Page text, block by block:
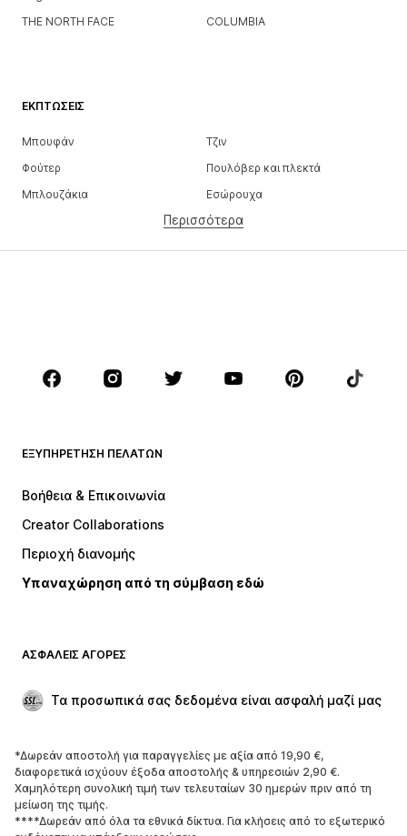
THE NORTH FACE
COLUMBIA
ΕΚΠΤΏΣΕΙΣ
Μπουφάν
Τζιν
Φούτερ
Πουλόβερ και πλεκτά
Μπλουζάκια
Εσώρουχα
Πουκάμισα
ΡΟΎΧΑ
Μπουφάν
Μαγιό
Περιστάσεις
Aποκλειστικά
ΠΑΠΟΎΤΣΙΑ
ΝΕΑ
Ανοικτά παπούτσια
Aποκλειστικά
ΑΘΛΗΤΙΚΆ
Περισσότερα
ΕΞΥΠΗΡΈΤΗΣΗ ΠΕΛΑΤΏΝ
Βοήθεια & Επικοινωνία
Creator Collaborations
Περιοχή διανομής
Υπαναχώρηση από τη σύμβαση εδώ
ΑΣΦΑΛΕΊΣ ΑΓΟΡΈΣ
Τα προσωπικά σας δεδομένα είναι ασφαλή μαζί μας
*Δωρεάν αποστολή για παραγγελίες με αξία από 19,90 €,
διαφορετικά ισχύουν έξοδα αποστολής & υπηρεσιών 2,90 €.
Χαμηλότερη συνολική τιμή των τελευταίων 30 ημερών πριν από τη
μείωση της τιμής.
****Δωρεάν από όλα τα εθνικά δίκτυα. Για κλήσεις από το εξωτερικό